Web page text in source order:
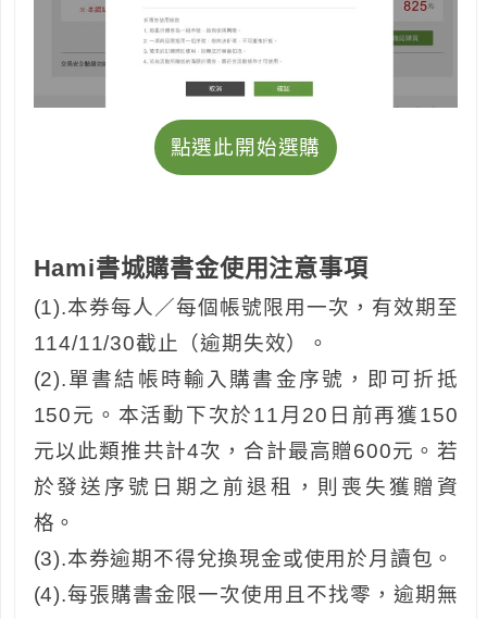
點選此開始選購
Hami書城購書金使用注意事項
(1).本券每人／每個帳號限用一次，有效期至
114/11/30截止（逾期失效）。
(2).單書結帳時輸入購書金序號，即可折抵
150元。本活動下次於11月20日前再獲150
元以此類推共計4次，合計最高贈600元。若
於發送序號日期之前退租，則喪失獲贈資
格。
(3).本券逾期不得兌換現金或使用於月讀包。
(4).每張購書金限一次使用且不找零，逾期無